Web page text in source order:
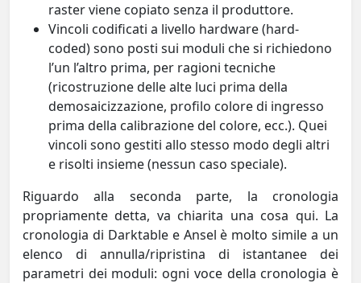
raster viene copiato senza il produttore.
Vincoli codificati a livello hardware (hard-
coded) sono posti sui moduli che si richiedono
l’un l’altro prima, per ragioni tecniche
(ricostruzione delle alte luci prima della
demosaicizzazione, profilo colore di ingresso
prima della calibrazione del colore, ecc.). Quei
vincoli sono gestiti allo stesso modo degli altri
e risolti insieme (nessun caso speciale).
Riguardo alla seconda parte, la cronologia
propriamente detta, va chiarita una cosa qui. La
cronologia di Darktable e Ansel è molto simile a un
elenco di annulla/ripristina di istantanee dei
parametri dei moduli: ogni voce della cronologia è